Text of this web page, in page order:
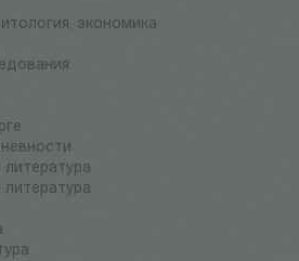
экономика